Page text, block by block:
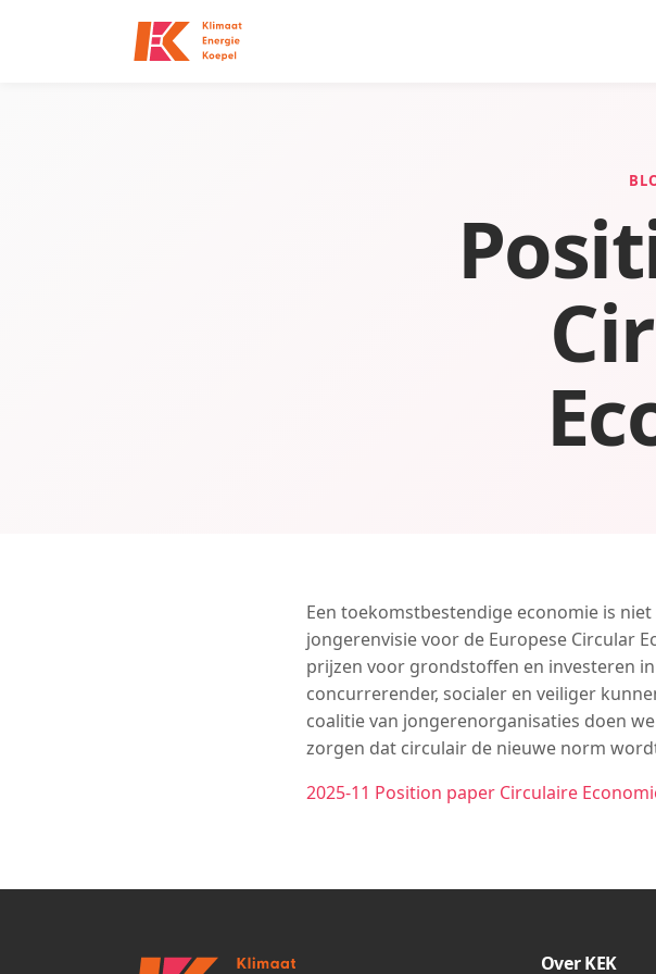
Een toekomstbestendige economie is
jongerenvisie voor de Europese Circular
prijzen voor grondstoffen en investeren
concurrerender, socialer en veiliger
coalitie van jongerenorganisaties doen
zorgen dat circulair de nieuwe norm
2025-11 Position paper Circulaire
Over KEK